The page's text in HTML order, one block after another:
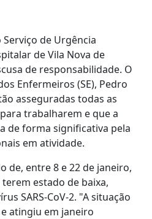
de Urgência
de Vila Nova de
de responsabilidade. O
Enfermeiros (SE), Pedro
asseguradas todas as
trabalharem e que a
de forma significativa pela
em atividade.
de, entre 8 e 22 de janeiro,
estado de baixa,
SARS-CoV-2. "A situação
atingiu em janeiro